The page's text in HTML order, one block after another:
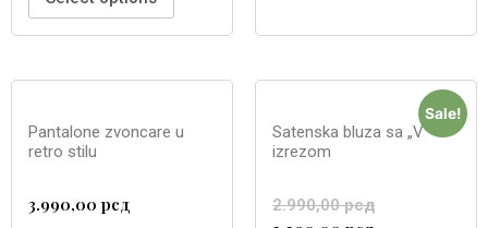
Pantalone zvoncare u
retro stilu
3.990,00 рсд
Sale!
Satenska bluza sa „V“
izrezom
2.990,00рсд